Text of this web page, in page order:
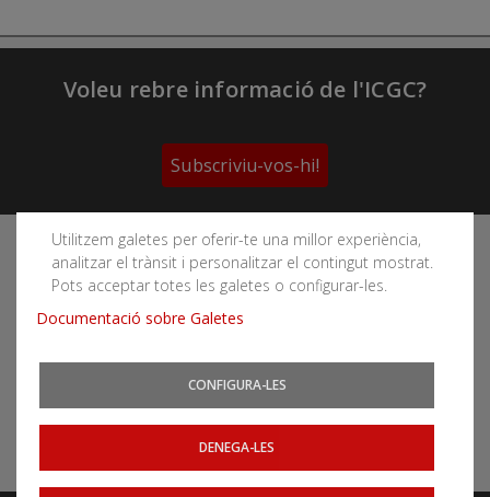
Utilitzem galetes per oferir-te una millor experiència,
analitzar el trànsit i personalitzar el contingut mostrat.
Pots acceptar totes les galetes o configurar-les.
Documentació sobre Galetes
CONFIGURA-LES
DENEGA-LES
Voleu rebre informació de l'ICGC?
Subscriviu-vos-hi!
Segueix les xarxes socials de l'Institut Cartogràfic i
Geològic de Catalunya
Podeu subscriure-us als fils RSS